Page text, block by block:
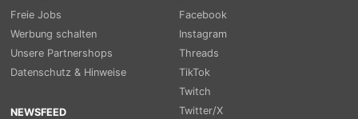
Freie Jobs
Werbung schalten
Unsere Partnershops
Datenschutz & Hinweise
NEWSFEED
Facebook
Instagram
Threads
TikTok
Twitch
Twitter/X